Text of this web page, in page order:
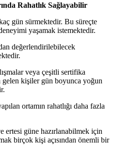
Rahatlık Sağlayabilir
gün sürmektedir. Bu süreçte
yaşamak istemektedir.
değerlendirilebilecek
veya çeşitli sertifika
kişiler gün boyunca yoğun
ortamın rahatlığı daha fazla
ertesi güne hazırlanabilmek için
birçok kişi açısından önemli bir